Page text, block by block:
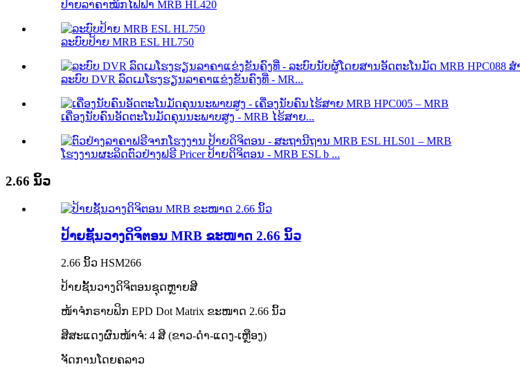
ປ້າຍລາຄາໝຶກໄຟຟ້າ MRB HL420
ລະບົບປ້າຍ MRB ESL HL750
ລະບົບ DVR ລົດເມໂຮງຮຽນລາຄາແຂ່ງຂັນຄົງທີ່ - MR...
ເຄື່ອງນັບຄົນອັດຕະໂນມັດຄຸນນະພາບສູງ - MRB ໄຮ້ສາຍ...
ໂຮງງານຜະລິດຕົວຢ່າງຟຣີ Pricer ປ້າຍດິຈິຕອນ - MRB ESL b ...
2.66 ນິ້ວ
ປ້າຍຊັ້ນວາງດິຈິຕອນ MRB ຂະໜາດ 2.66 ນິ້ວ
2.66 ນິ້ວ HSM266
ປ້າຍຊັ້ນວາງດິຈິຕອນຊຸດຫຼາຍສີ
ໜ້າຈໍກຣາບຟິກ EPD Dot Matrix ຂະໜາດ 2.66 ນິ້ວ
ສີສະແດງຜົນໜ້າຈໍ: 4 ສີ (ຂາວ-ດຳ-ແດງ-ເຫຼືອງ)
ຈັດການໂດຍຄລາວ